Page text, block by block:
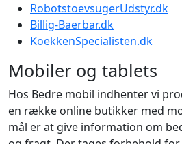
RobotstoevsugerUdstyr.dk
Billig-Baerbar.dk
KoekkenSpecialisten.dk
Mobiler og tablets
Hos Bedre mobil indhenter vi
en række online butikker med
mål er at give information om